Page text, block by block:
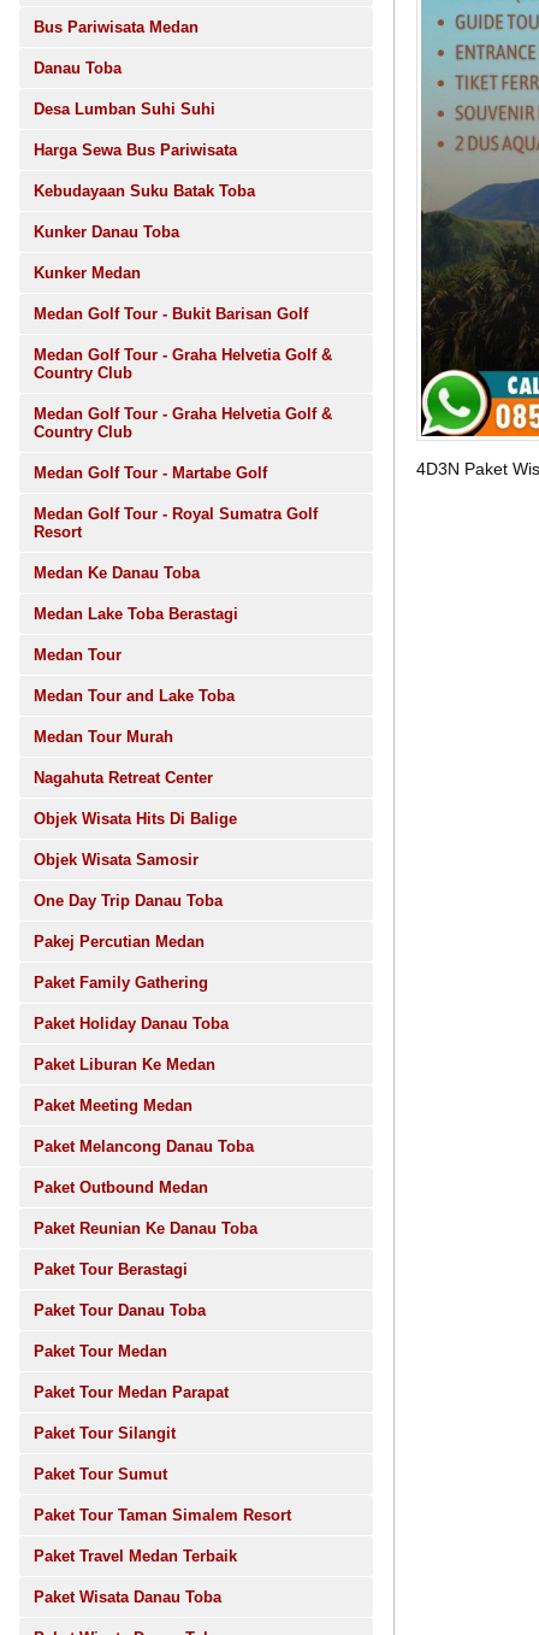
Bus Pariwisata Medan
Danau Toba
Desa Lumban Suhi Suhi
Harga Sewa Bus Pariwisata
Kebudayaan Suku Batak Toba
Kunker Danau Toba
Kunker Medan
Medan Golf Tour - Bukit Barisan Golf
Medan Golf Tour - Graha Helvetia Golf &
Country Club
Medan Golf Tour - Graha Helvetia Golf &
Country Club
Medan Golf Tour - Martabe Golf
Medan Golf Tour - Royal Sumatra Golf
Resort
Medan Ke Danau Toba
Medan Lake Toba Berastagi
Medan Tour
Medan Tour and Lake Toba
Medan Tour Murah
Nagahuta Retreat Center
Objek Wisata Hits Di Balige
Objek Wisata Samosir
One Day Trip Danau Toba
Pakej Percutian Medan
Paket Family Gathering
Paket Holiday Danau Toba
Paket Liburan Ke Medan
Paket Meeting Medan
Paket Melancong Danau Toba
Paket Outbound Medan
Paket Reunian Ke Danau Toba
Paket Tour Berastagi
Paket Tour Danau Toba
Paket Tour Medan
Paket Tour Medan Parapat
Paket Tour Silangit
Paket Tour Sumut
Paket Tour Taman Simalem Resort
Paket Travel Medan Terbaik
Paket Wisata Danau Toba
4D3N Paket